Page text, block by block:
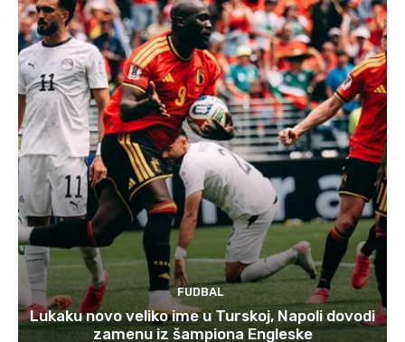
FUDBAL
Lukaku novo veliko ime u Turskoj, Napoli dovodi
zamenu iz šampiona Engleske